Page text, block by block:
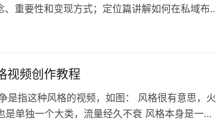
、重要性和变现方式；定位篇讲解如何在私域布
视频创作教程
是指这种风格的视频，如图： 风格很有意思，火
是单独一个大类，流量经久不衰 风格本身是一种